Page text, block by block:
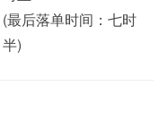
(最后落单时间：七时
半)